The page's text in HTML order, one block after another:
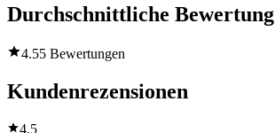
Durchschnittliche Bewertung
4.55 Bewertungen
Kundenrezensionen
4.5